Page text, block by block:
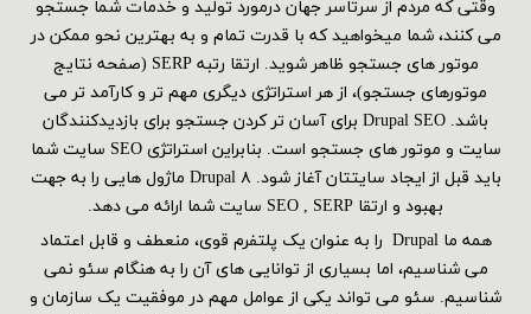
وقتی که مردم از سرتاسر جهان درمورد تولید و خدمات شما جستجو
می کنند، شما میخواهید که با قدرت تمام و به بهترین نحو ممکن در
موتور های جستجو ظاهر شوید. ارتقا رتبه SERP (صفحه نتایج
موتورهای جستجو)، از هر استراتژی دیگری مهم تر و کارآمد تر می
باشد. Drupal SEO برای آسان تر کردن جستجو برای بازدیدکنندگان
سایت و موتور های جستجو است. بنابراین استراتژی SEO سایت شما
باید قبل از ایجاد سایتتان آغاز شود. Drupal ۸ ماژول هایی را به جهت
بهبود و ارتقا SEO , SERP سایت شما ارائه می دهد.
همه ما Drupal را به عنوان یک پلتفرم قوی، منعطف و قابل اعتماد
می شناسیم، اما بسیاری از توانایی های آن را به هنگام سئو نمی
شناسیم. سئو می تواند یکی از عوامل مهم در موفقیت یک سازمان و